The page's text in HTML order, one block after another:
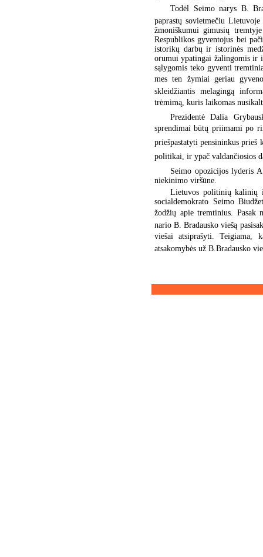
Todėl Seimo narys B.
paprastų sovietmečiu
žmoniškumui gimusių
Respublikos gyventojus bei
istorikų darbų ir istorinės
orumui ypatingai žalingomis ir
sąlygomis teko gyventi
mes ten žymiai geriau
skleidžiantis melagingą
trėmimą, kuris laikomas
Prezidentė Dalia
sprendimai būtų priimami po
priešpastatyti pensininkus prieš
politikai, ir ypač valdančiosios
Seimo opozicijos lyderis
niekinimo viršūne.
Lietuvos politinių kalinių
socialdemokrato Seimo
žodžių apie tremtinius. Pasak
nario B. Bradausko viešą
viešai atsiprašyti. Teigiama,
atsakomybės už B.Bradausko